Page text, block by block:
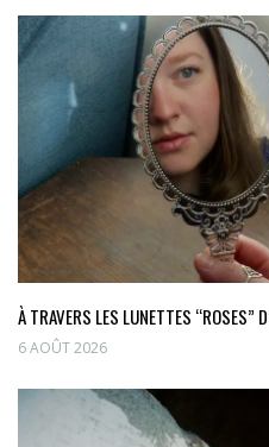
À TRAVERS LES LUNETTES “ROSES”
6 AOÛT 2026